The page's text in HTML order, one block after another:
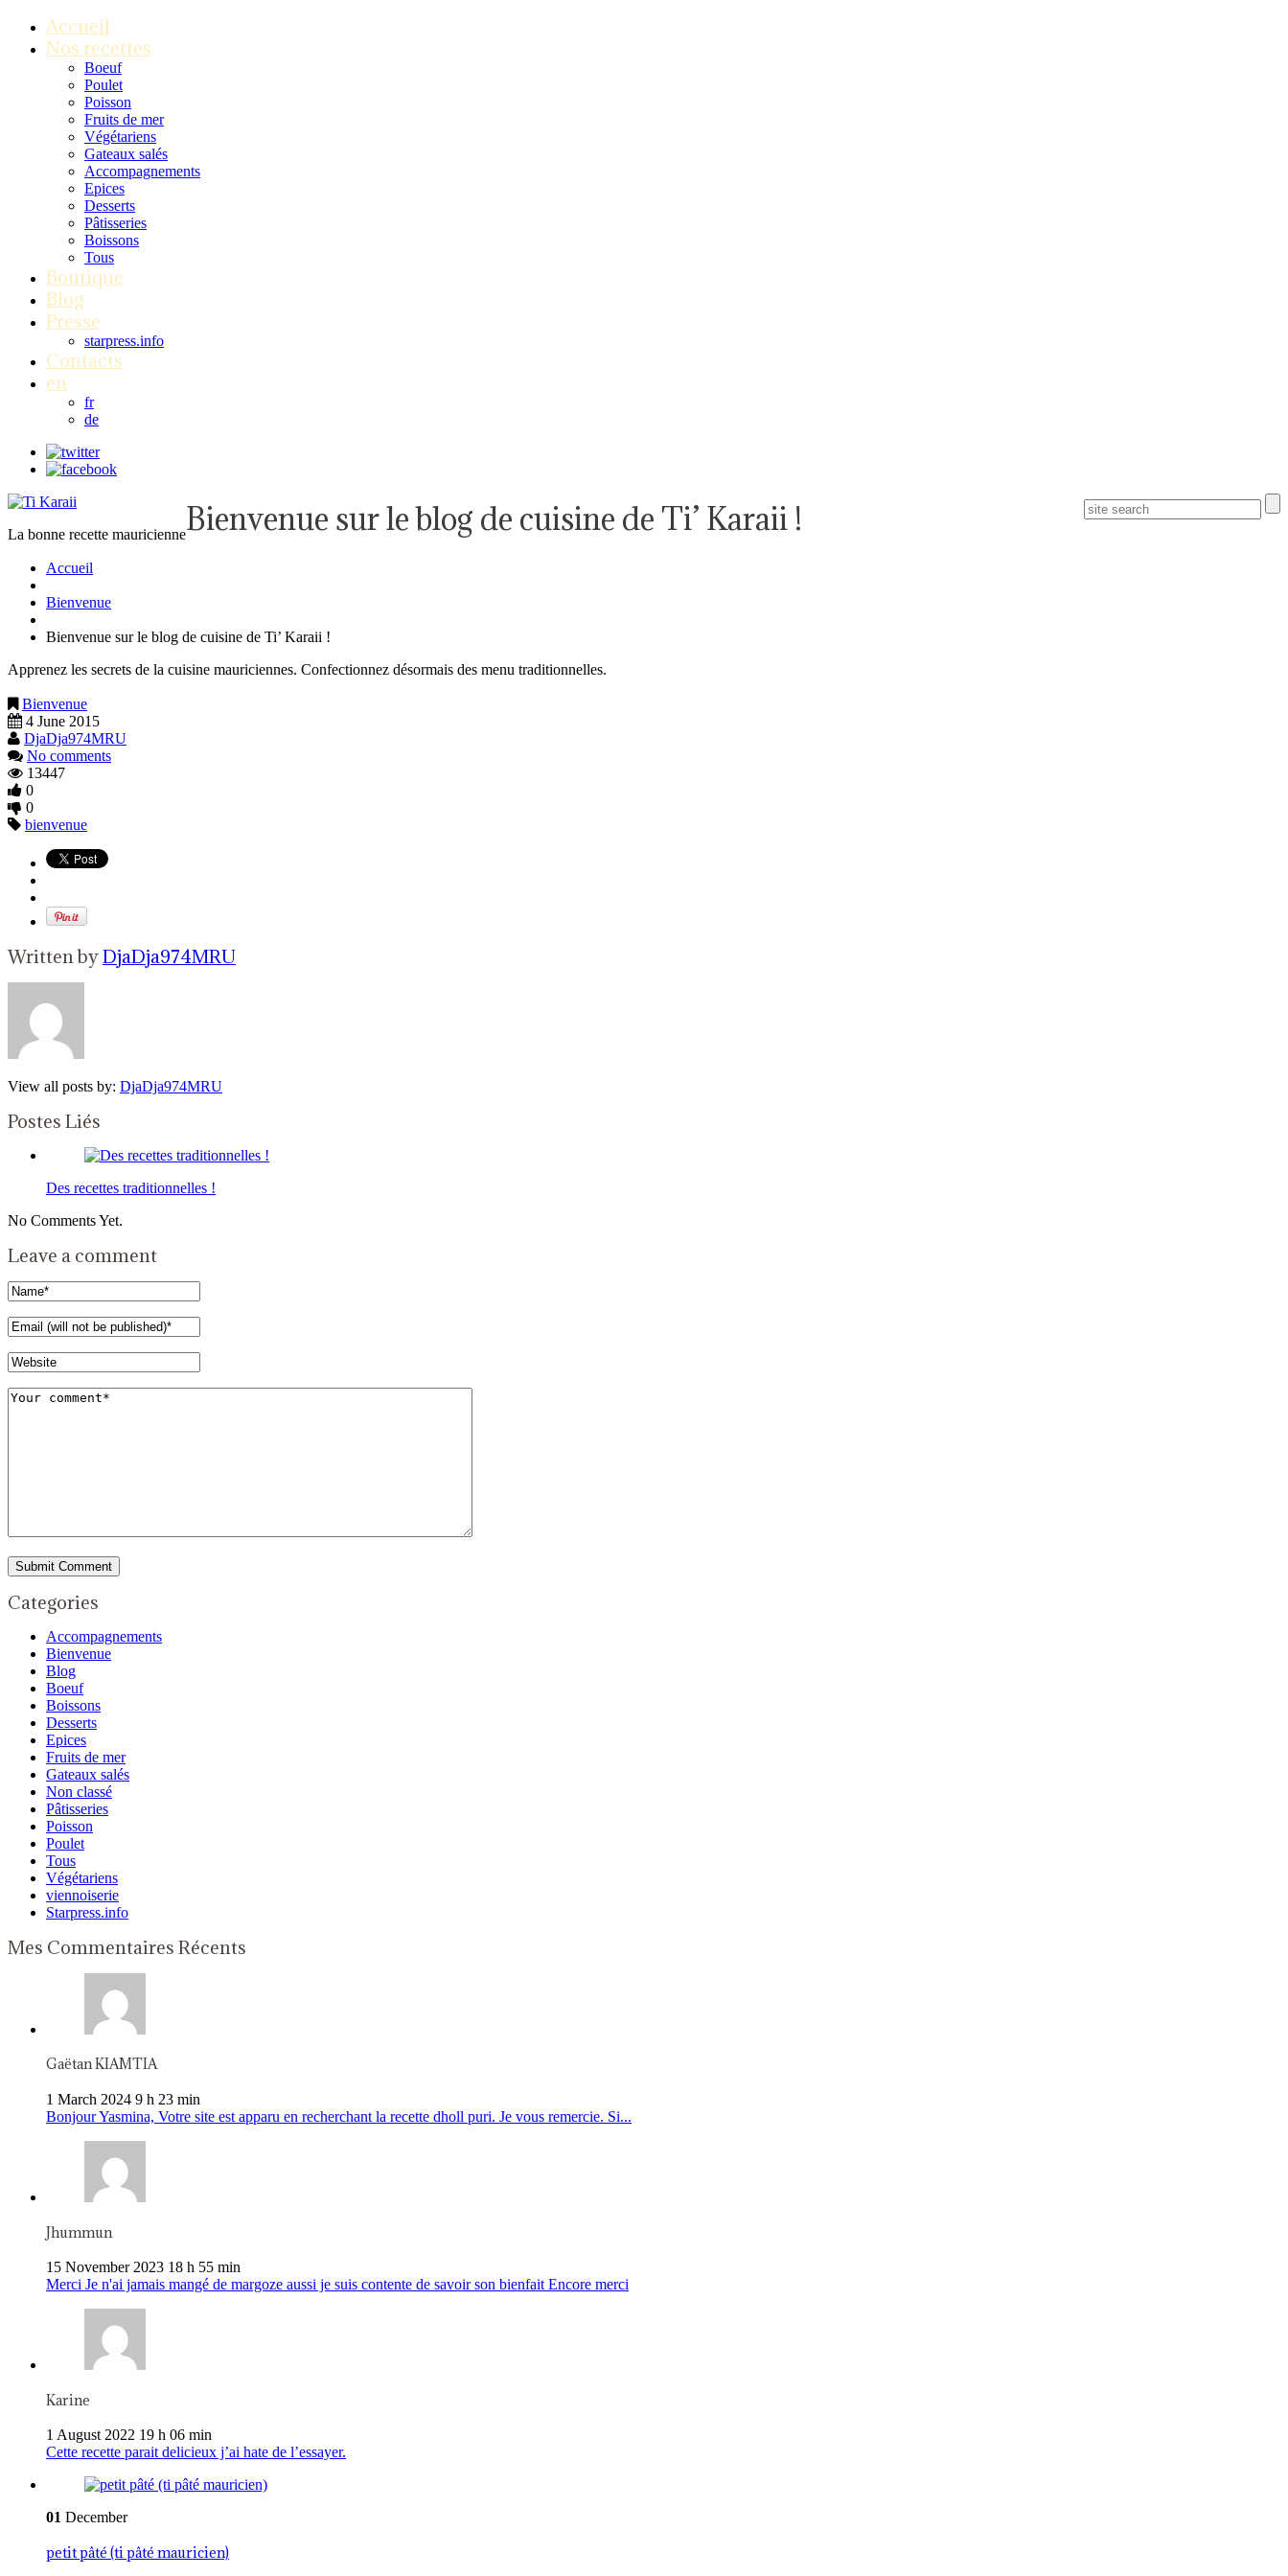
Accueil
Nos recettes
Boeuf
Poulet
Poisson
Fruits de mer
Végétariens
Gateaux salés
Accompagnements
Epices
Desserts
Pâtisseries
Boissons
Tous
Boutique
Blog
Presse
starpress.info
Contacts
en
fr
de
La bonne recette mauricienneBienvenue sur le blog de cuisine de Ti’ Karaii !
Accueil
Bienvenue
Bienvenue sur le blog de cuisine de Ti’ Karaii !
Apprenez les secrets de la cuisine mauriciennes. Confectionnez désormais des menu traditionnelles.
Bienvenue
4 June 2015
DjaDja974MRU
No comments
13447
0
0
bienvenue
Written byDjaDja974MRU
View all posts by: DjaDja974MRU
Postes Liés
Des recettes traditionnelles !
No Comments Yet.
Leave a comment
Categories
Accompagnements
Bienvenue
Blog
Boeuf
Boissons
Desserts
Epices
Fruits de mer
Gateaux salés
Non classé
Pâtisseries
Poisson
Poulet
Tous
Végétariens
viennoiserie
Starpress.info
Mes Commentaires Récents
Gaëtan KIAMTIA
1 March 2024 9 h 23 min
Bonjour Yasmina, Votre site est apparu en recherchant la recette dholl puri. Je vous remercie. Si...
Jhummun
15 November 2023 18 h 55 min
Merci Je n'ai jamais mangé de margoze aussi je suis contente de savoir son bienfait Encore merci
Karine
1 August 2022 19 h 06 min
Cette recette parait delicieux j’ai hate de l’essayer.
01 December
petit pâté (ti pâté mauricien)